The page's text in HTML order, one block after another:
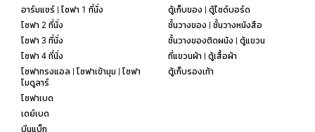
อาร์มแชร์ | โซฟา 1 ที่นั่ง
โซฟา 2 ที่นั่ง
โซฟา 3 ที่นั่ง
โซฟา 4 ที่นั่ง
โซฟาทรงแอล | โซฟาเข้ามุม | โซฟา
โมดูลาร์
โซฟาเบด
เดย์เบด
บีนแบ็ก
ตู้เก็บของ | ตู้ไซด์บอร์ด
ชั้นวางของ | ชั้นวางหนังสือ
ชั้นวางของติดผนัง | ตู้แขวน
ที่แขวนผ้า | ตู้เสื้อผ้า
ตู้เก็บรองเท้า